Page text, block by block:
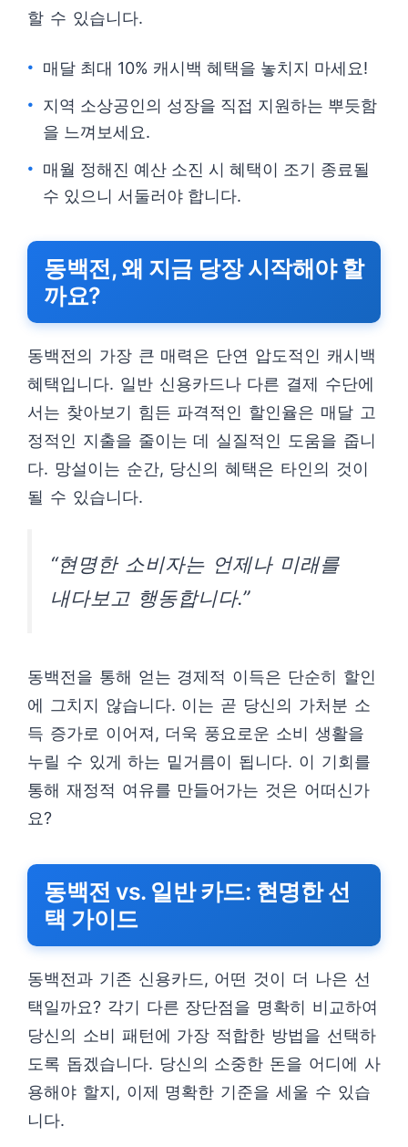
할 수 있습니다.
매달 최대 10% 캐시백 혜택을 놓치지 마세요!
지역 소상공인의 성장을 직접 지원하는 뿌듯함
을 느껴보세요.
매월 정해진 예산 소진 시 혜택이 조기 종료될
수 있으니 서둘러야 합니다.
동백전, 왜 지금 당장 시작해야 할
까요?
동백전의 가장 큰 매력은 단연 압도적인 캐시백
혜택입니다. 일반 신용카드나 다른 결제 수단에
서는 찾아보기 힘든 파격적인 할인율은 매달 고
정적인 지출을 줄이는 데 실질적인 도움을 줍니
다. 망설이는 순간, 당신의 혜택은 타인의 것이
될 수 있습니다.
“현명한 소비자는 언제나 미래를
내다보고 행동합니다.”
동백전을 통해 얻는 경제적 이득은 단순히 할인
에 그치지 않습니다. 이는 곧 당신의 가처분 소
득 증가로 이어져, 더욱 풍요로운 소비 생활을
누릴 수 있게 하는 밑거름이 됩니다. 이 기회를
통해 재정적 여유를 만들어가는 것은 어떠신가
요?
동백전 vs. 일반 카드: 현명한 선
택 가이드
동백전과 기존 신용카드, 어떤 것이 더 나은 선
택일까요? 각기 다른 장단점을 명확히 비교하여
당신의 소비 패턴에 가장 적합한 방법을 선택하
도록 돕겠습니다. 당신의 소중한 돈을 어디에 사
용해야 할지, 이제 명확한 기준을 세울 수 있습
니다.